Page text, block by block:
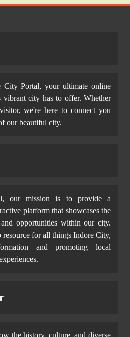
City Portal, your ultimate online
vibrant city has to offer. Whether
we're here to connect you
our beautiful city.
our mission is to provide a
platform that showcases the
opportunities within our city.
resource for all things Indore City,
and promoting local